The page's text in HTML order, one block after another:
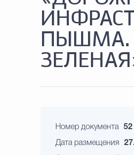
ПЫШМА.
Номер документа 52
Дата размещения